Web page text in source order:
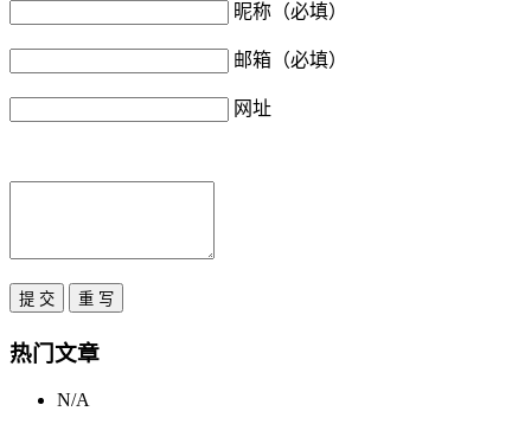
昵称（必填）
邮箱（必填）
网址
热门文章
N/A